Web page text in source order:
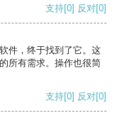
支持[0] 反对[0]
件，终于找到了它。这
所有需求。操作也很简
支持[0] 反对[0]